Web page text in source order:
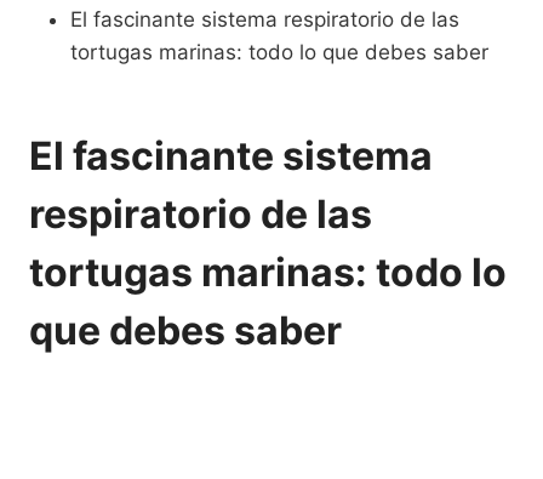
El fascinante sistema respiratorio de las
tortugas marinas: todo lo que debes saber
El fascinante sistema
respiratorio de las
tortugas marinas: todo lo
que debes saber